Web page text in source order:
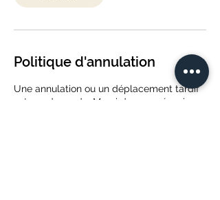
Politique d'annulation
Une annulation ou un déplacement tardif
est un rdv perdu. Merci de me prévenir au